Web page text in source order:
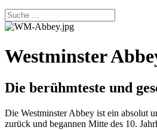
Westminster
Die berühmteste und
Die Westminster Abbey ist ein absolut
zurück und begannen Mitte des 10.